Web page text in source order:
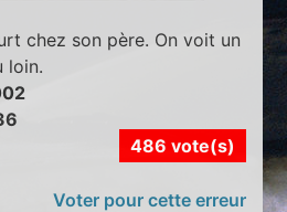
chez son père. On voit un
loin.
486 vote(s)
Voter pour cette erreur